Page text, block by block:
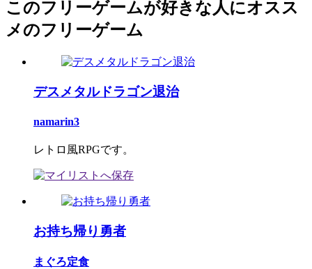
このフリーゲームが好きな人にオスス
メのフリーゲーム
デスメタルドラゴン退治
namarin3
レトロ風RPGです。
お持ち帰り勇者
まぐろ定食